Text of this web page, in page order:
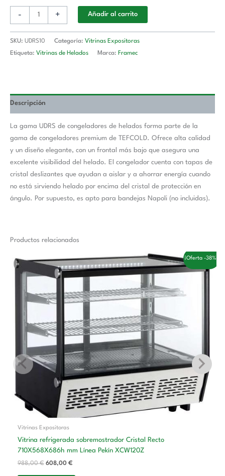
- + Añadir al carrito
SKU: UDRS10 Categoría: Vitrinas Expositoras
Etiqueta: Vitrinas de Helados Marca: Framec
Descripción
La gama UDRS de congeladores de helados forma parte de la
gama de congeladores premium de TEFCOLD. Ofrece alta calidad
y un diseño elegante, con un frontal más bajo que asegura una
excelente visibilidad del helado. El congelador cuenta con tapas de
cristal deslizantes que ayudan a aislar y a ahorrar energía cuando
no está sirviendo helado por encima del cristal de protección en
ángulo. Por supuesto, es apto para bandejas Napoli (no incluidas).
Productos relacionados
¡Oferta -38%!
Vitrinas Expositoras
Vitrina refrigerada sobremostrador Cristal Recto
710X568X686h mm Línea Pekín XCW120Z
988,00€
precio
original
era:
608,00 €
precio
actual
608,00 €.